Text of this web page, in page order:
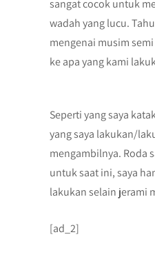
sangat cocok untuk
wadah yang lucu.
mengenai musim
ke apa yang kami
Seperti yang saya
yang saya lakukan/
mengambilnya. Roda
untuk saat ini, saya
lakukan selain jerami
[ad_2]